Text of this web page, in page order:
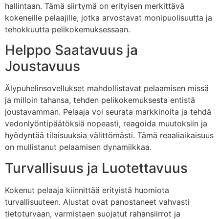
hallintaan. Tämä siirtymä on erityisen merkittävä
kokeneille pelaajille, jotka arvostavat monipuolisuutta ja
tehokkuutta pelikokemuksessaan.
Helppo Saatavuus ja
Joustavuus
Älypuhelinsovellukset mahdollistavat pelaamisen missä
ja milloin tahansa, tehden pelikokemuksesta entistä
joustavamman. Pelaaja voi seurata markkinoita ja tehdä
vedonlyöntipäätöksiä nopeasti, reagoida muutoksiin ja
hyödyntää tilaisuuksia välittömästi. Tämä reaaliaikaisuus
on mullistanut pelaamisen dynamiikkaa.
Turvallisuus ja Luotettavuus
Kokenut pelaaja kiinnittää erityistä huomiota
turvallisuuteen. Alustat ovat panostaneet vahvasti
tietoturvaan, varmistaen suojatut rahansiirrot ja